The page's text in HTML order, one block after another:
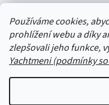
Používáme cookies,
prohlížení webu a díky
zlepšovali jeho funkce,
Yachtmeni (podmínky
Zboží.cz Heureka.cz